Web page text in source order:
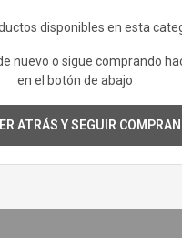
disponibles en esta
nuevo o sigue comprando
en el botón de abajo
ATRÁS Y SEGUIR